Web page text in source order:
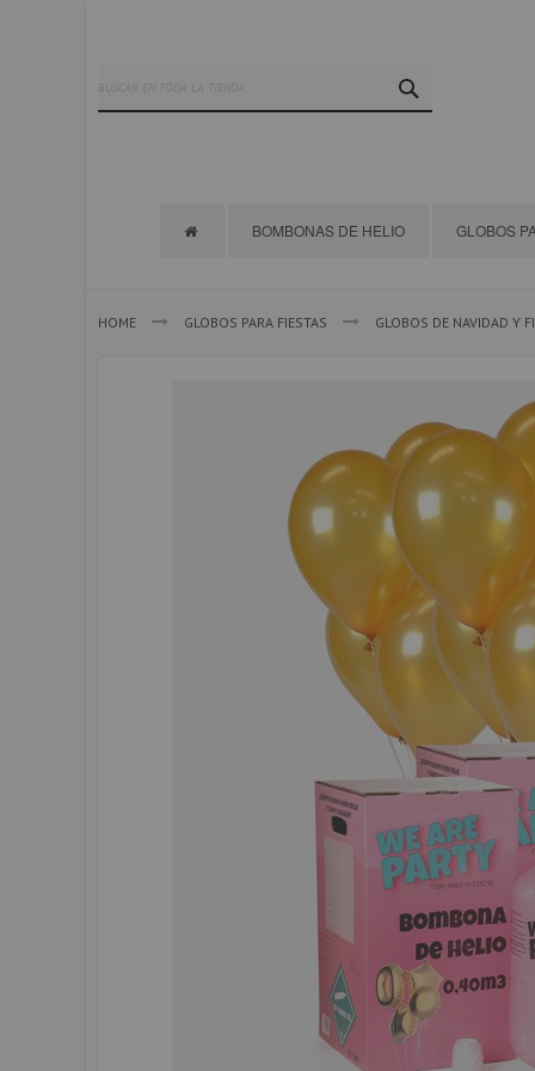
BOMBONAS DE HELIO GLOBOS
HOME GLOBOS PARA FIESTAS GLOBOS DE NAVIDAD Y